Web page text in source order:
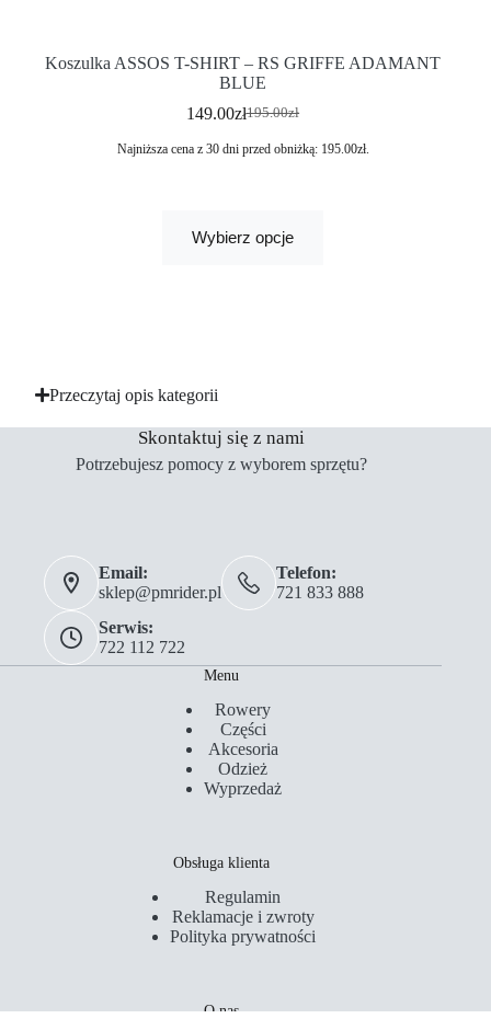
Koszulka ASSOS T-SHIRT – RS GRIFFE ADAMANT
BLUE
195.00zł
149.00zł
Najniższa cena z 30 dni przed obniżką: 195.00zł.
Wybierz opcje
Przeczytaj opis kategorii
Skontaktuj się z nami
Potrzebujesz pomocy z wyborem sprzętu?
Email:
sklep@pmrider.pl
Telefon:
721 833 888
Serwis:
722 112 722
Menu
Rowery
Części
Akcesoria
Odzież
Wyprzedaż
Obsługa klienta
Regulamin
Reklamacje i zwroty
Polityka prywatności
O nas